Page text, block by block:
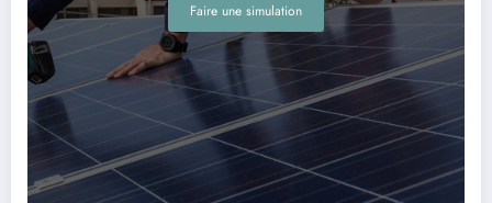
Faire une simulation